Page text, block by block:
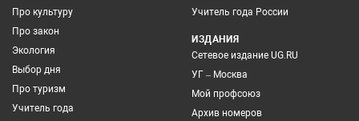
Про культуру
Про закон
Экология
Выбор дня
Про туризм
Учитель года
Учитель года России
ИЗДАНИЯ
Сетевое издание UG.RU
УГ – Москва
Мой профсоюз
Архив номеров